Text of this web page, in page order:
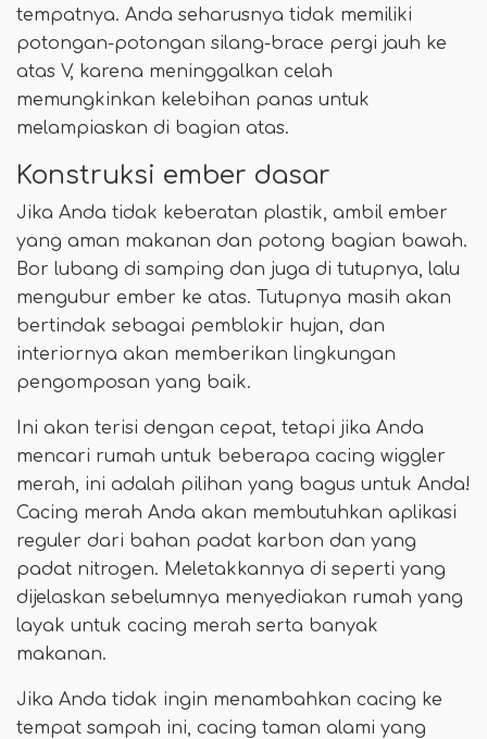
tempatnya. Anda seharusnya tidak memiliki
potongan-potongan silang-brace pergi jauh ke
atas V, karena meninggalkan celah
memungkinkan kelebihan panas untuk
melampiaskan di bagian atas.
Konstruksi ember dasar
Jika Anda tidak keberatan plastik, ambil ember
yang aman makanan dan potong bagian bawah.
Bor lubang di samping dan juga di tutupnya, lalu
mengubur ember ke atas. Tutupnya masih akan
bertindak sebagai pemblokir hujan, dan
interiornya akan memberikan lingkungan
pengomposan yang baik.
Ini akan terisi dengan cepat, tetapi jika Anda
mencari rumah untuk beberapa cacing wiggler
merah, ini adalah pilihan yang bagus untuk Anda!
Cacing merah Anda akan membutuhkan aplikasi
reguler dari bahan padat karbon dan yang
padat nitrogen. Meletakkannya di seperti yang
dijelaskan sebelumnya menyediakan rumah yang
layak untuk cacing merah serta banyak
makanan.
Jika Anda tidak ingin menambahkan cacing ke
tempat sampah ini, cacing taman alami yang